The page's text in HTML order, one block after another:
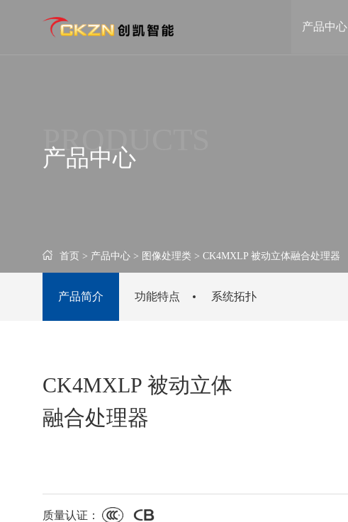
产品中心
FMK光纤非IP坐席协作管理系统
产品中心
PRODUCTS
首页 > 产品中心 > 图像处理类 > CK4MXLP 被动立体融合处理器
产品简介 功能特点 系统拓扑
CK4MXLP 被动立体
融合处理器
质量认证：